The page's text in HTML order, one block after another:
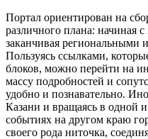
Портал ориентирован на
различного плана: начиная
заканчивая региональными
Пользуясь ссылками,
блоков, можно перейти на
массу подробностей и
удобно и познавательно.
Казани и вращаясь в одной
событиях на другом краю
своего рода ниточка,